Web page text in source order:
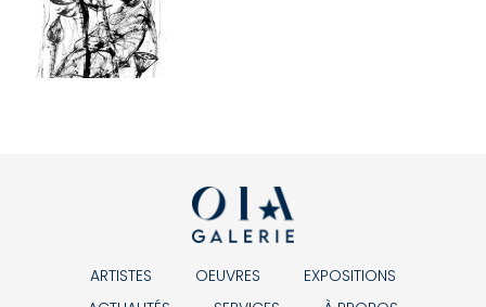
ARTISTES OEUVRES
EXPOSITIONS